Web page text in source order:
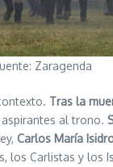
Zaragenda
Tras la
al trono.
Carlos María
los Carlistas y los